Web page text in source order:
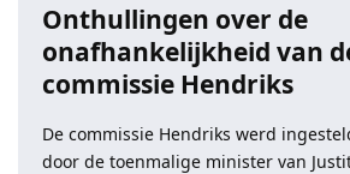
Onthullingen over de
onafhankelijkheid van
commissie Hendriks
De commissie Hendriks werd
door de toenmalige minister van